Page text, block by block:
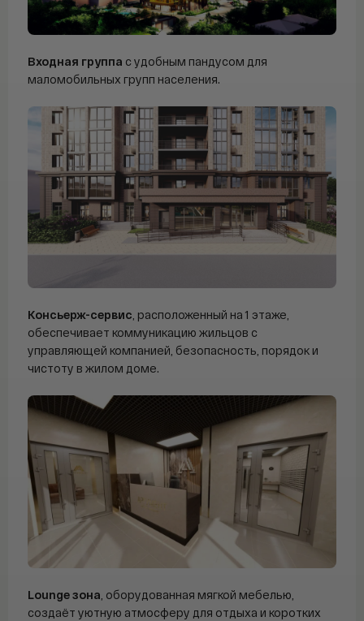
Входная группа с удобным пандусом для
маломобильных групп населения.
Консьерж-сервис , расположенный на 1 этаже,
обеспечивает коммуникацию жильцов с
управляющей компанией, безопасность, порядок и
чистоту в жилом доме.
Lounge зона , оборудованная мягкой мебелью,
создаёт уютную атмосферу для отдыха и коротких